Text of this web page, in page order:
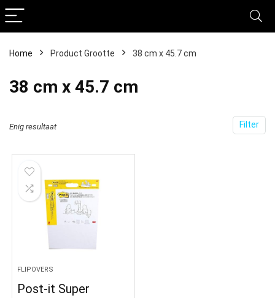
Home Product Grootte ‎38 cm x 45.7 cm
‎38 cm x 45.7 cm
Filter
Enig resultaat
FLIPOVERS
Post-it Super